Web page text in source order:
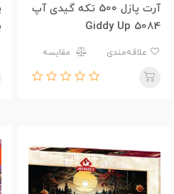
آرت پازل 500 تکه گیدی آپ
Giddy Up 5084
مقایسه